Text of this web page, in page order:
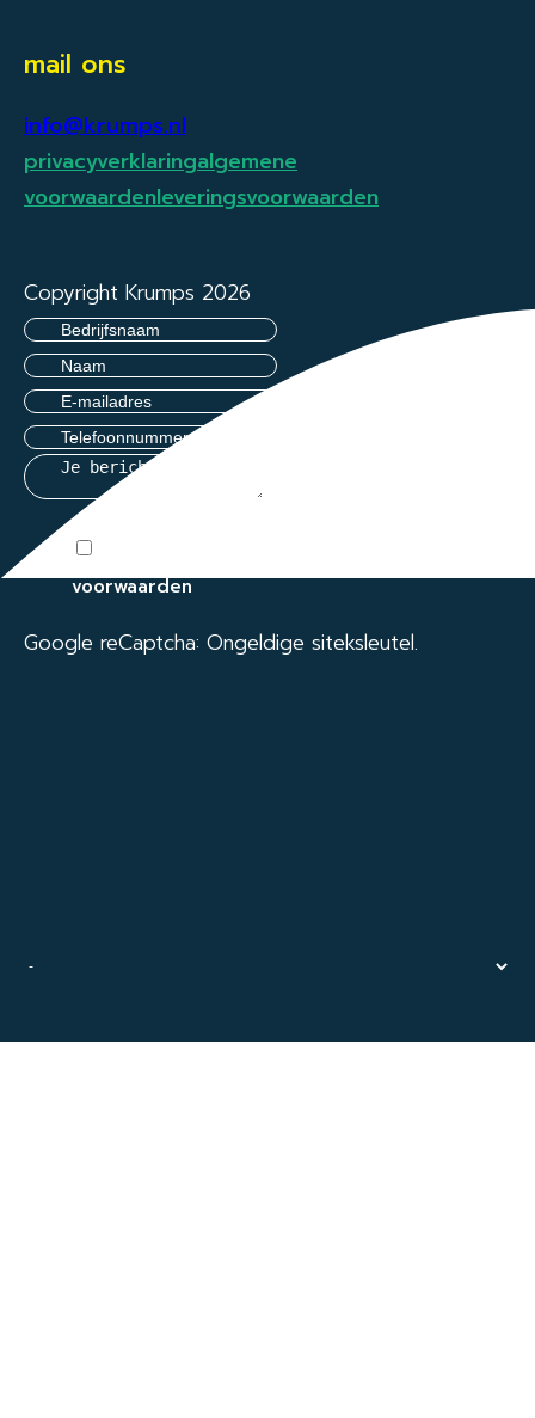
mail ons
info@krumps.nl
privacyverklaringalgemene
voorwaardenleveringsvoorwaarden
Copyright Krumps 2026
voorwaarden
Google reCaptcha: Ongeldige siteksleutel.